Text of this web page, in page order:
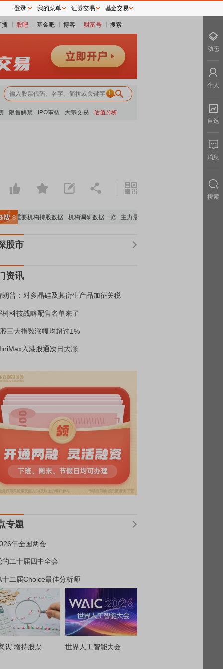
播 股吧 基金吧 博客 财富号 搜索
0
限售解禁 IPO审核 大宗交易 估值分析
重要机构持股数据 机构调研数据一览 主力最新动向
股市
资讯
朗普：对多晶硅及其衍生产品加征关税
树科技战略配售名单来了
三大指数涨幅均超过1%
入港股通次日大涨
专题
年全国两会
的二十届四中全会
十二届Choice最佳分析师
队”增持股票 世界人工智能大会
登录 我的菜单 证券交易 基金交易
动态
个人
自选
消息
搜索